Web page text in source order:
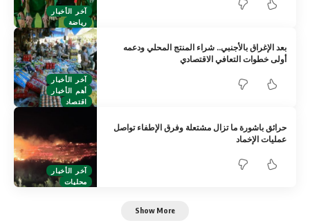
آخر الأخبار
رياضة
آخر الأخبار
أهم الأخبار
اقتصاد
بعد الإغراق بالأجنبي.. شراء المنتج المحلي ودعمه
أولى خطوات التعافي الاقتصادي
آخر الأخبار
محليات
حرائق باشورة ما تزال مشتعلة وفرق الإطفاء تواصل
عمليات الإخماد
Show More